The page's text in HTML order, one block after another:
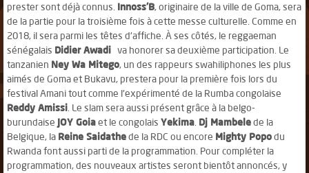
prester sont déjà connus. Innoss'B, originaire de la ville de Goma, sera
de la partie pour la troisième fois à cette messe culturelle. Comme en
2018, il sera parmi les têtes d'affiche. À ses côtés, le reggaeman
sénégalais Didier Awadi va honorer sa deuxième participation. Le
tanzanien Ney Wa Mitego, un des rappeurs swahiliphones les plus
aimés de Goma et Bukavu, prestera pour la première fois lors du
festival Amani tout comme l'expérimenté de la Rumba congolaise
Reddy Amissi. Le slam sera aussi présent grâce à la belgo-
burundaise JOY Goiaet le congolais Yekima. Dj Mambelede la
Belgique, la Reine Saidathede la RDC ou encore Mighty Popodu
Rwanda font aussi parti de la programmation. Pour compléter la
programmation, des nouveaux artistes seront bientôt annoncés, y